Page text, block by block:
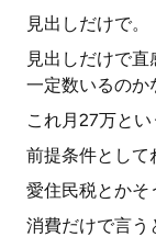
見出しだけで。
見出しだけで
一定数いるのか
これ月27万とい
前提条件として
愛住民税とかそ
消費だけで言う